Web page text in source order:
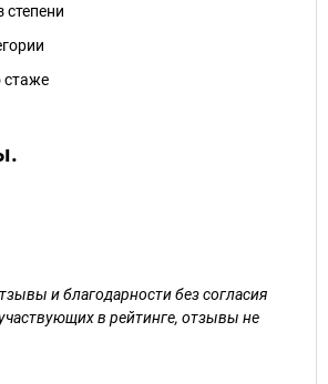
степени
стаже
и благодарности без согласия
в рейтинге, отзывы не